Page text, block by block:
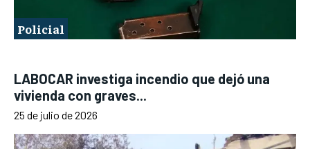
Policial
LABOCAR investiga incendio que dejó una
vivienda con graves...
25 de julio de 2026